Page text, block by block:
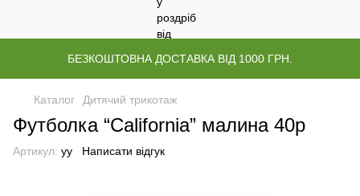
БЕЗКОШТОВНА ДОСТАВКА ВІД 1000 ГРН.
Каталог Дитячий трикотаж
Футболка “California” малина 40р
Артикул: уу Написати відгук